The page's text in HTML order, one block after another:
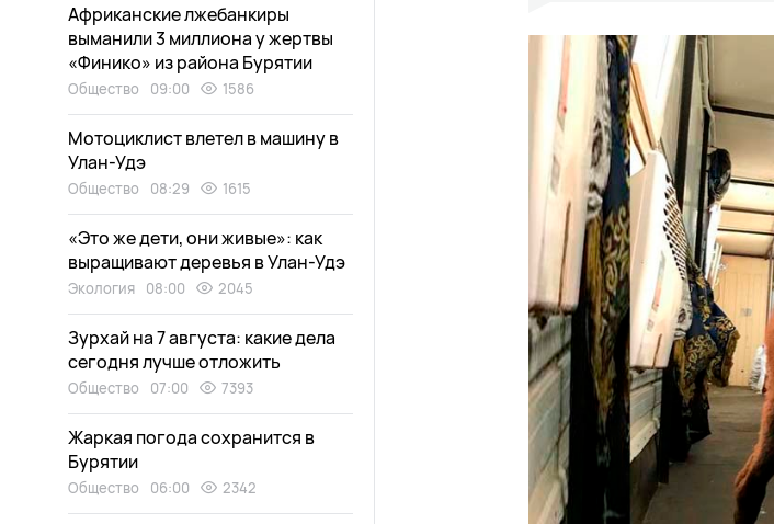
Африканские лжебанкиры
выманили 3 миллиона у жертвы
«Финико» из района Бурятии
Общество 09:00 1586
Мотоциклист влетел в машину в
Улан-Удэ
Общество 08:29 1615
«Это же дети, они живые»: как
выращивают деревья в Улан-Удэ
Экология 08:00 2045
Зурхай на 7 августа: какие дела
сегодня лучше отложить
Общество 07:00 7393
Жаркая погода сохранится в
Бурятии
Общество 06:00 2342